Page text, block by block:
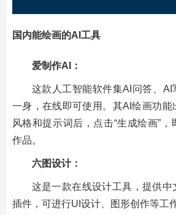
国内能绘画的AI工具
爱制作AI：
这款人工智能软件集AI问答、AI
一身，在线即可使用。其AI绘画功能
风格和提示词后，点击“生成绘画”
作品。
六图设计：
这是一款在线设计工具，提供中
插件，可进行UI设计、图形创作等工作